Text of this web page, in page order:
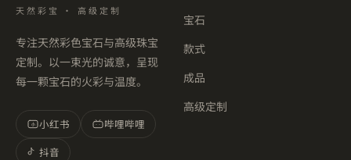
天然彩宝 · 高级定制
专注天然彩色宝石与高级珠宝
定制。以一束光的诚意，呈现
每一颗宝石的火彩与温度。
小 小红书
哔哩哔哩
抖音
宝石
款式
成品
高级定制